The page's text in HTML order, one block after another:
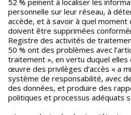
52 % peinent à localiser les
personnelle sur leur réseau, à
accède, et à savoir à quel
doivent être supprimées
Registre des activités de
50 % ont des problèmes avec
traitement », en vertu duquel
œuvre des privilèges d’accès « a
système de responsabilité, avec
des données, et produire des
politiques et processus adéquats